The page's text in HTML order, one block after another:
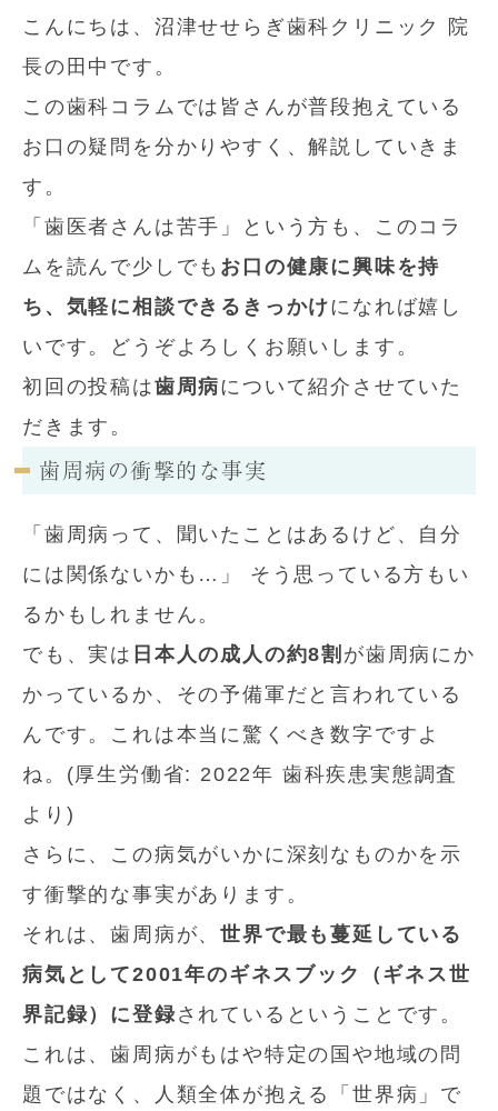
こんにちは、沼津せせらぎ歯科クリニック 院
長の田中です。
この歯科コラムでは皆さんが普段抱えている
お口の疑問を分かりやすく、解説していきま
す。
「歯医者さんは苦手」という方も、このコラ
ムを読んで少しでも お口の健康に興味を持
ち、気軽に相談できるきっかけになれば嬉し
いです。どうぞよろしくお願いします。
初回の投稿は歯周病について紹介させていた
だきます。
歯周病の衝撃的な事実
「歯周病って、聞いたことはあるけど、自分
には関係ないかも…」 そう思っている方もい
るかもしれません。
でも、実は 日本人の成人の約8割 が歯周病にか
かっているか、その予備軍だと言われている
んです。これは本当に驚くべき数字ですよ
ね。(厚生労働省: 2022年 歯科疾患実態調査
より)
さらに、この病気がいかに深刻なものかを示
す衝撃的な事実があります。
それは、歯周病が、世界で最も蔓延している
病気として2001年のギネスブック（ギネス世
界記録）に登録されているということです。
これは、歯周病がもはや特定の国や地域の問
題ではなく、人類全体が抱える「世界病」で